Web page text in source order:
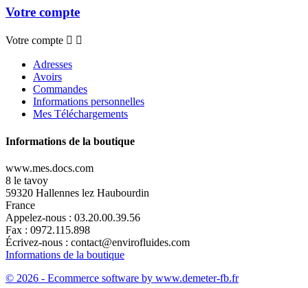
Votre compte
Votre compte  
Adresses
Avoirs
Commandes
Informations personnelles
Mes Téléchargements
Informations de la boutique
www.mes.docs.com
8 le tavoy
59320 Hallennes lez Haubourdin
France
Appelez-nous : 03.20.00.39.56
Fax : 0972.115.898
Écrivez-nous : contact@envirofluides.com
Informations de la boutique
© 2026 - Ecommerce software by www.demeter-fb.fr